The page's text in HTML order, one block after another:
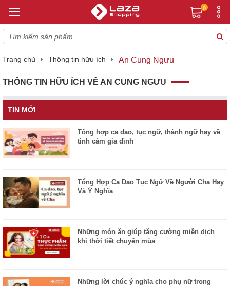
0
Trang chủ Thông tin hữu ích An Cung Ngưu
THÔNG TIN HỮU ÍCH VỀ AN CUNG NGƯU
TIN MỚI
Tổng hợp ca dao, tục ngữ, thành ngữ hay về
tình cảm gia đình
Tổng Hợp Ca Dao Tục Ngữ Về Người Cha Hay
Và Ý Nghĩa
Những món ăn giúp tăng cường miễn dịch
khi thời tiết chuyển mùa
Những lời chúc ý nghĩa cho phụ nữ trong